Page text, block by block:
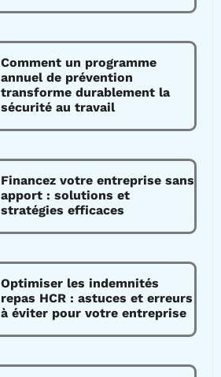
Comment un programme
annuel de prévention
transforme durablement la
sécurité au travail
Financez votre entreprise sans
apport : solutions et
stratégies efficaces
Optimiser les indemnités
repas HCR : astuces et erreurs
à éviter pour votre entreprise